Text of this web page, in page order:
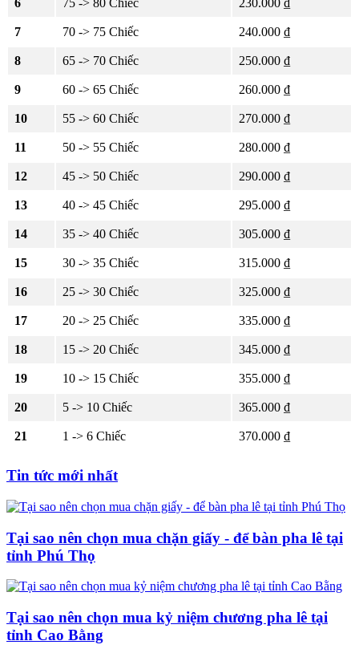
6 75 -> 80 Chiếc 230.000 ₫
7 70 -> 75 Chiếc 240.000 ₫
8 65 -> 70 Chiếc 250.000 ₫
9 60 -> 65 Chiếc 260.000 ₫
10 55 -> 60 Chiếc 270.000 ₫
11 50 -> 55 Chiếc 280.000 ₫
12 45 -> 50 Chiếc 290.000 ₫
13 40 -> 45 Chiếc 295.000 ₫
14 35 -> 40 Chiếc 305.000 ₫
15 30 -> 35 Chiếc 315.000 ₫
16 25 -> 30 Chiếc 325.000 ₫
17 20 -> 25 Chiếc 335.000 ₫
18 15 -> 20 Chiếc 345.000 ₫
19 10 -> 15 Chiếc 355.000 ₫
20 5 -> 10 Chiếc 365.000 ₫
21 1 -> 6 Chiếc 370.000 ₫
Tin tức mới nhất
Tại sao nên chọn mua chặn giấy - để bàn pha lê tại
tỉnh Phú Thọ
Tại sao nên chọn mua kỷ niệm chương pha lê tại
tỉnh Cao Bằng